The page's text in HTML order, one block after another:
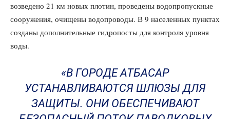
возведено 21 км новых плотин, проведены водопропускные
сооружения, очищены водопроводы. В 9 населенных пунктах
созданы дополнительные гидропосты для контроля уровня
воды.
«В ГОРОДЕ АТБАСАР
УСТАНАВЛИВАЮТСЯ ШЛЮЗЫ ДЛЯ
ЗАЩИТЫ. ОНИ ОБЕСПЕЧИВАЮТ